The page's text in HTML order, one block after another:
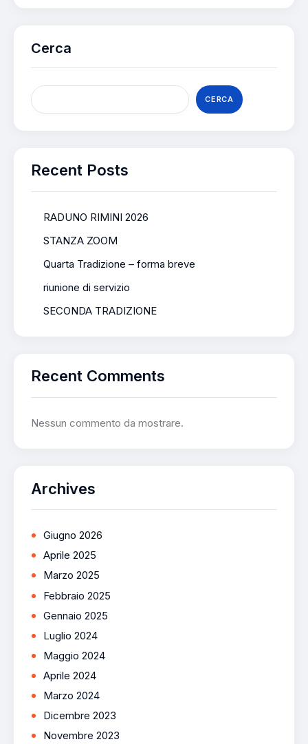
Cerca
CERCA
Recent Posts
RADUNO RIMINI 2026
STANZA ZOOM
Quarta Tradizione – forma breve
riunione di servizio
SECONDA TRADIZIONE
Recent Comments
Nessun commento da mostrare.
Archives
Giugno 2026
Aprile 2025
Marzo 2025
Febbraio 2025
Gennaio 2025
Luglio 2024
Maggio 2024
Aprile 2024
Marzo 2024
Dicembre 2023
Novembre 2023